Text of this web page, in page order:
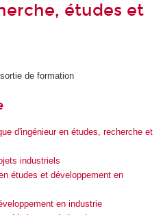
études et
de formation
d'ingénieur en études, recherche et
industriels
études et développement en
en industrie